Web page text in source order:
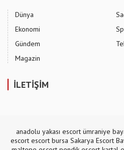
Dünya
Ekonomi
Gündem
Magazin
İLETİŞİM
anadolu yakası escort ümraniye
escort escort bursa Sakarya Escort